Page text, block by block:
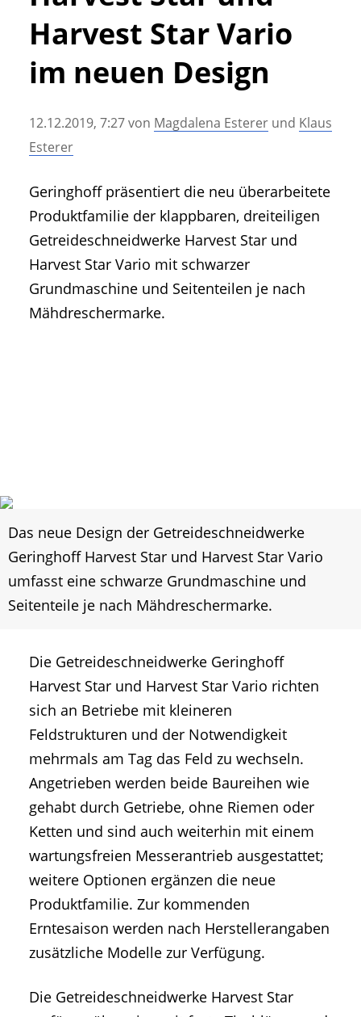
• Messen und Veranstaltungen
• Mitteilung der Redaktion
• Agritechnica Neuheiten Archiv
Harvest Star Vario
im neuen Design
12.12.2019, 7:27von Magdalena Esterer und Klaus
Esterer
Geringhoff präsentiert die neu überarbeitete
Produktfamilie der klappbaren, dreiteiligen
Getreideschneidwerke Harvest Star und
Harvest Star Vario mit schwarzer
Grundmaschine und Seitenteilen je nach
Mähdreschermarke.
Das neue Design der Getreideschneidwerke
Geringhoff Harvest Star und Harvest Star Vario
umfasst eine schwarze Grundmaschine und
Seitenteile je nach Mähdreschermarke.
Die Getreideschneidwerke Geringhoff
Harvest Star und Harvest Star Vario richten
sich an Betriebe mit kleineren
Feldstrukturen und der Notwendigkeit
mehrmals am Tag das Feld zu wechseln.
Angetrieben werden beide Baureihen wie
gehabt durch Getriebe, ohne Riemen oder
Ketten und sind auch weiterhin mit einem
wartungsfreien Messerantrieb ausgestattet;
weitere Optionen ergänzen die neue
Produktfamilie. Zur kommenden
Erntesaison werden nach Herstellerangaben
zusätzliche Modelle zur Verfügung.
Die Getreideschneidwerke Harvest Star